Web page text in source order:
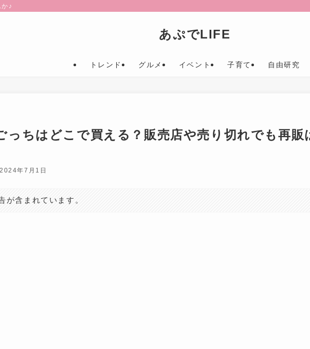
♪
あぷでLIFE
トレンド グルメ イベント 子育て 自由研究
っちはどこで買える？販売店や売り切れでも再販
2024年7月1日
が含まれています。